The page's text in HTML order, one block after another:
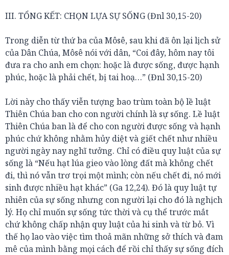
III. TỔNG KẾT: CHỌN LỰA SỰ SỐNG (Đnl 30,15-20)
Trong diễn từ thứ ba của Môsê, sau khi đã ôn lại lịch sử
của Dân Chúa, Môsê nói với dân, “Coi đây, hôm nay tôi
đưa ra cho anh em chọn: hoặc là được sống, được hạnh
phúc, hoặc là phải chết, bị tai hoạ…” (Đnl 30,15-20)
Lời này cho thấy viễn tượng bao trùm toàn bộ lề luật
Thiên Chúa ban cho con người chính là sự sống. Lề luật
Thiên Chúa ban là để cho con người được sống và hạnh
phúc chứ không nhằm hủy diệt và giết chết như nhiều
người ngày nay nghĩ tưởng. Chỉ có điều quy luật của sự
sống là “Nếu hạt lúa gieo vào lòng đất mà không chết
đi, thì nó vẫn trơ trọi một mình; còn nếu chết đi, nó mới
sinh được nhiều hạt khác” (Ga 12,24). Đó là quy luật tự
nhiên của sự sống nhưng con người lại cho đó là nghịch
lý. Họ chỉ muốn sự sống tức thời và cụ thể trước mắt
chứ không chấp nhận quy luật của hi sinh và từ bỏ. Vì
thế họ lao vào việc tìm thoả mãn những sở thích và đam
mê của mình bằng mọi cách để rồi chỉ thấy sự sống đích